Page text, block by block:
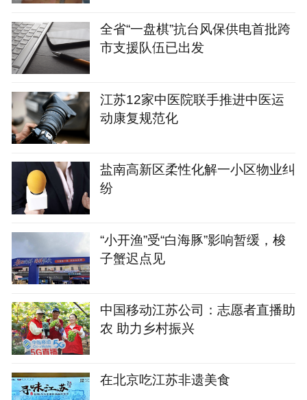
全省“一盘棋”抗台风保供电首批跨
市支援队伍已出发
江苏12家中医院联手推进中医运
动康复规范化
盐南高新区柔性化解一小区物业纠
纷
“小开渔”受“白海豚”影响暂缓，梭
子蟹迟点见
中国移动江苏公司：志愿者直播助
农 助力乡村振兴
在北京吃江苏非遗美食